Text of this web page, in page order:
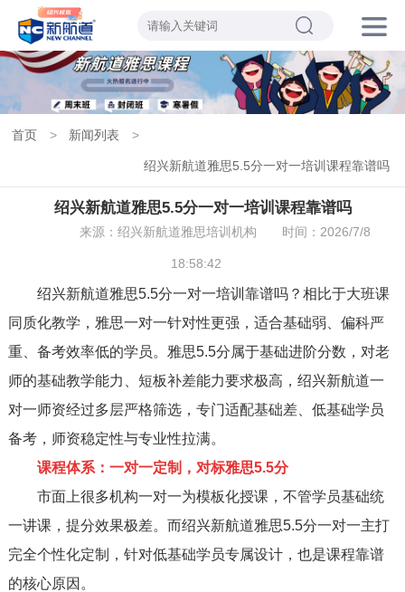
首页 > 新闻列表 >
绍兴新航道雅思5.5分一对一培训课程靠谱吗
绍兴新航道雅思5.5分一对一培训课程靠谱吗
来源：绍兴新航道雅思培训机构 时间：2026/7/8
18:58:42
绍兴新航道雅思5.5分一对一培训靠谱吗？相比于大班课
同质化教学，雅思一对一针对性更强，适合基础弱、偏科严
重、备考效率低的学员。雅思5.5分属于基础进阶分数，对老
师的基础教学能力、短板补差能力要求极高，绍兴新航道一
对一师资经过多层严格筛选，专门适配基础差、低基础学员
备考，师资稳定性与专业性拉满。
课程体系：一对一定制，对标雅思5.5分
市面上很多机构一对一为模板化授课，不管学员基础统
一讲课，提分效果极差。而绍兴新航道雅思5.5分一对一主打
完全个性化定制，针对低基础学员专属设计，也是课程靠谱
的核心原因。